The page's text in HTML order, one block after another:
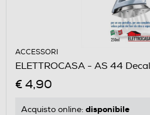
ACCESSORI
ELETTROCASA - AS 44
€ 4,90
Acquisto online: disponibile